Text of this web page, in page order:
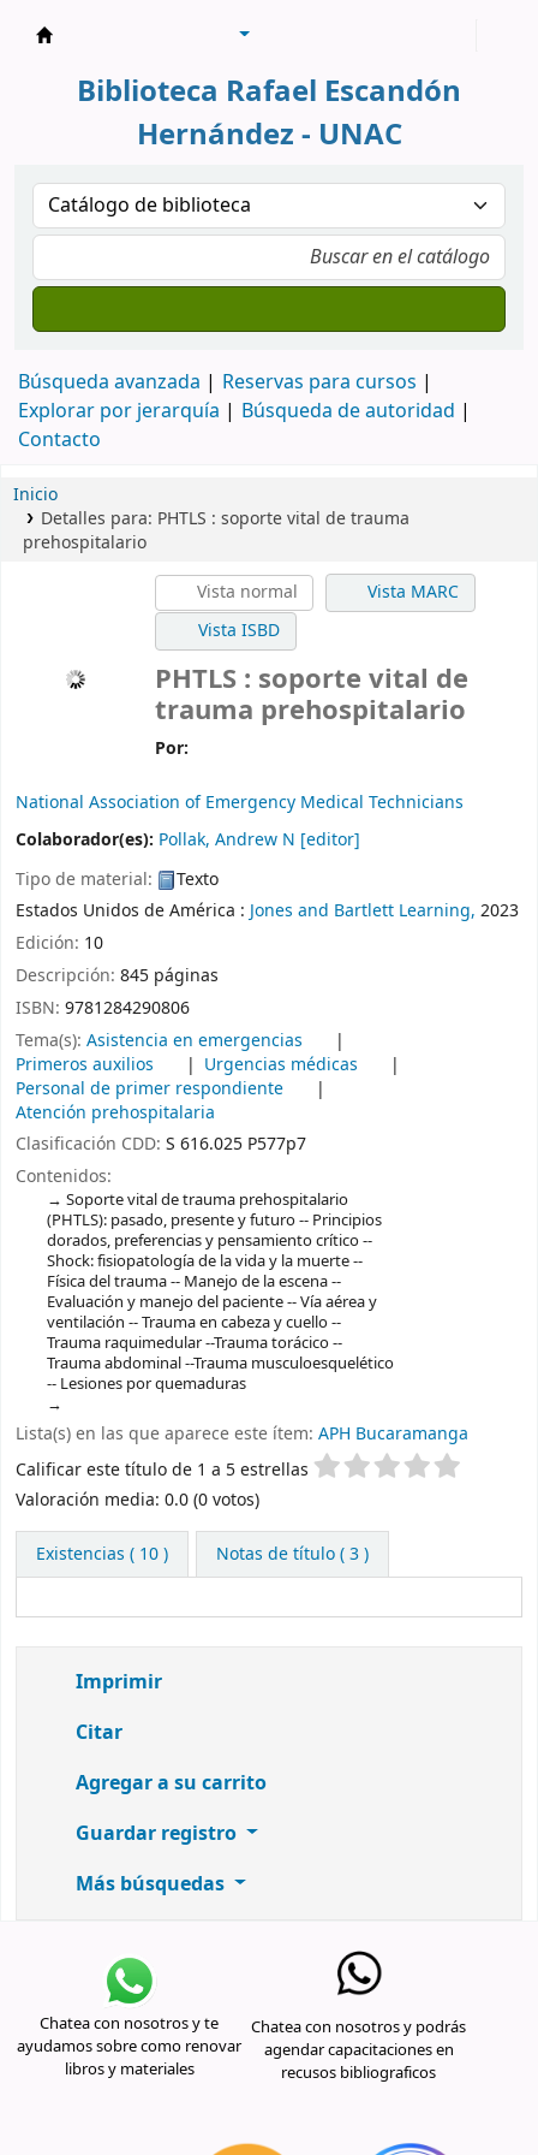
Biblioteca Rafael Escandón
Hernández - UNAC
Búsqueda avanzada
Reservas para cursos
Explorar por jerarquía
Búsqueda de autoridad
Contacto
Inicio
Detalles para: PHTLS : soporte vital de trauma
prehospitalario
Vista normal
Vista MARC
Vista ISBD
PHTLS : soporte vital de
trauma prehospitalario
Por:
National Association of Emergency Medical Technicians
Colaborador(es): Pollak, Andrew N [editor]
Tipo de material:
Texto
Estados Unidos de América : Jones and Bartlett Learning, 2023
Edición: 10
Descripción: 845 páginas
ISBN: 9781284290806
Tema(s): Asistencia en emergencias
Primeros auxilios
Urgencias médicas
Personal de primer respondiente
Atención prehospitalaria
Clasificación CDD: S 616.025 P577p7
Contenidos:
Soporte vital de trauma prehospitalario
(PHTLS): pasado, presente y futuro -- Principios
dorados, preferencias y pensamiento crítico --
Shock: fisiopatología de la vida y la muerte --
Física del trauma -- Manejo de la escena --
Evaluación y manejo del paciente -- Vía aérea y
ventilación -- Trauma en cabeza y cuello --
Trauma raquimedular --Trauma torácico --
Trauma abdominal --Trauma musculoesquelético
-- Lesiones por quemaduras
Lista(s) en las que aparece este ítem: APH Bucaramanga
Valoración
Calificar este título de 1 a 5 estrellas
Valoración media: 0.0 (0 votos)
Existencias ( 10 ) Notas de título ( 3 )
Imprimir
Citar
Agregar a su carrito
Guardar registro
Más búsquedas
Chatea con nosotros y te
ayudamos sobre como renovar
libros y materiales
Chatea con nosotros y podrás
agendar capacitaciones en
recusos bibliograficos